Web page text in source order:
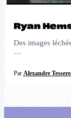
Ryan
Des images
…
Par Alexandre